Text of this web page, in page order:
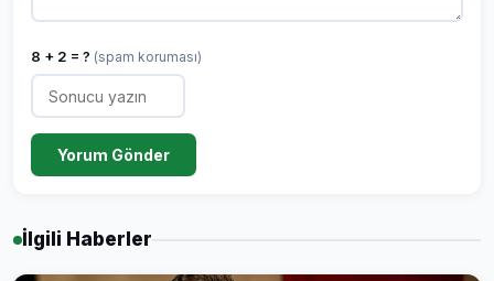
8 + 2 = ? (spam koruması)
Yorum Gönder
İlgili Haberler